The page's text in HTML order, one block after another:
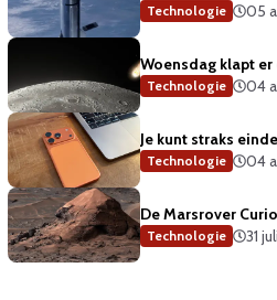
Technologie 05
Woensdag klapt er
Technologie 04
Je kunt straks
Technologie 04
De Marsrover
Technologie 31